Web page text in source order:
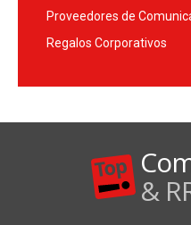
Proveedores de
Regalos Corporativos
&